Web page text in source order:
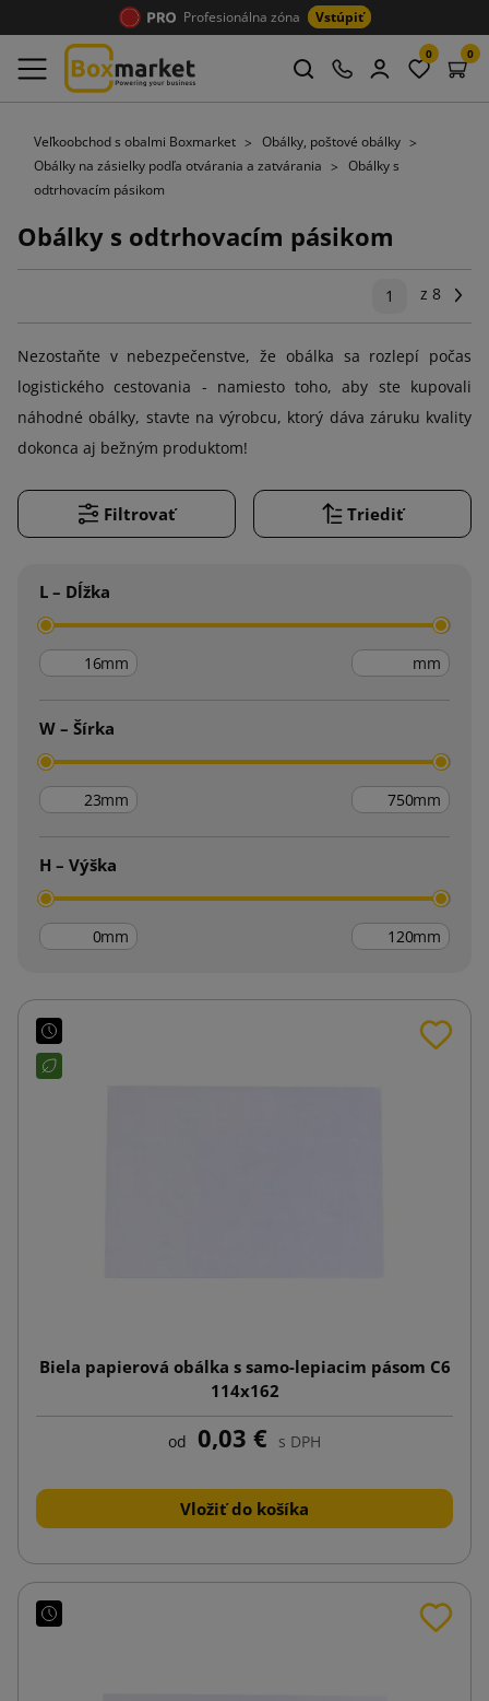
Profesionálna zóna Vstúpiť
0 0
Veľkoobchod s obalmi Boxmarket
Obálky, poštové obálky
Obálky na zásielky podľa otvárania a zatvárania
Obálky s
odtrhovacím pásikom
Obálky s odtrhovacím pásikom
1 z 8
Nezostaňte v nebezpečenstve, že obálka sa rozlepí počas
logistického cestovania - namiesto toho, aby ste kupovali
náhodné obálky, stavte na výrobcu, ktorý dáva záruku kvality
dokonca aj bežným produktom!
Filtrovať Triediť
L – Dĺžka
mm mm
W – Šírka
mm mm
H – Výška
mm mm
Biela papierová obálka s samo-lepiacim pásom C6
114x162
od 0,03 € s DPH
Vložiť do košíka